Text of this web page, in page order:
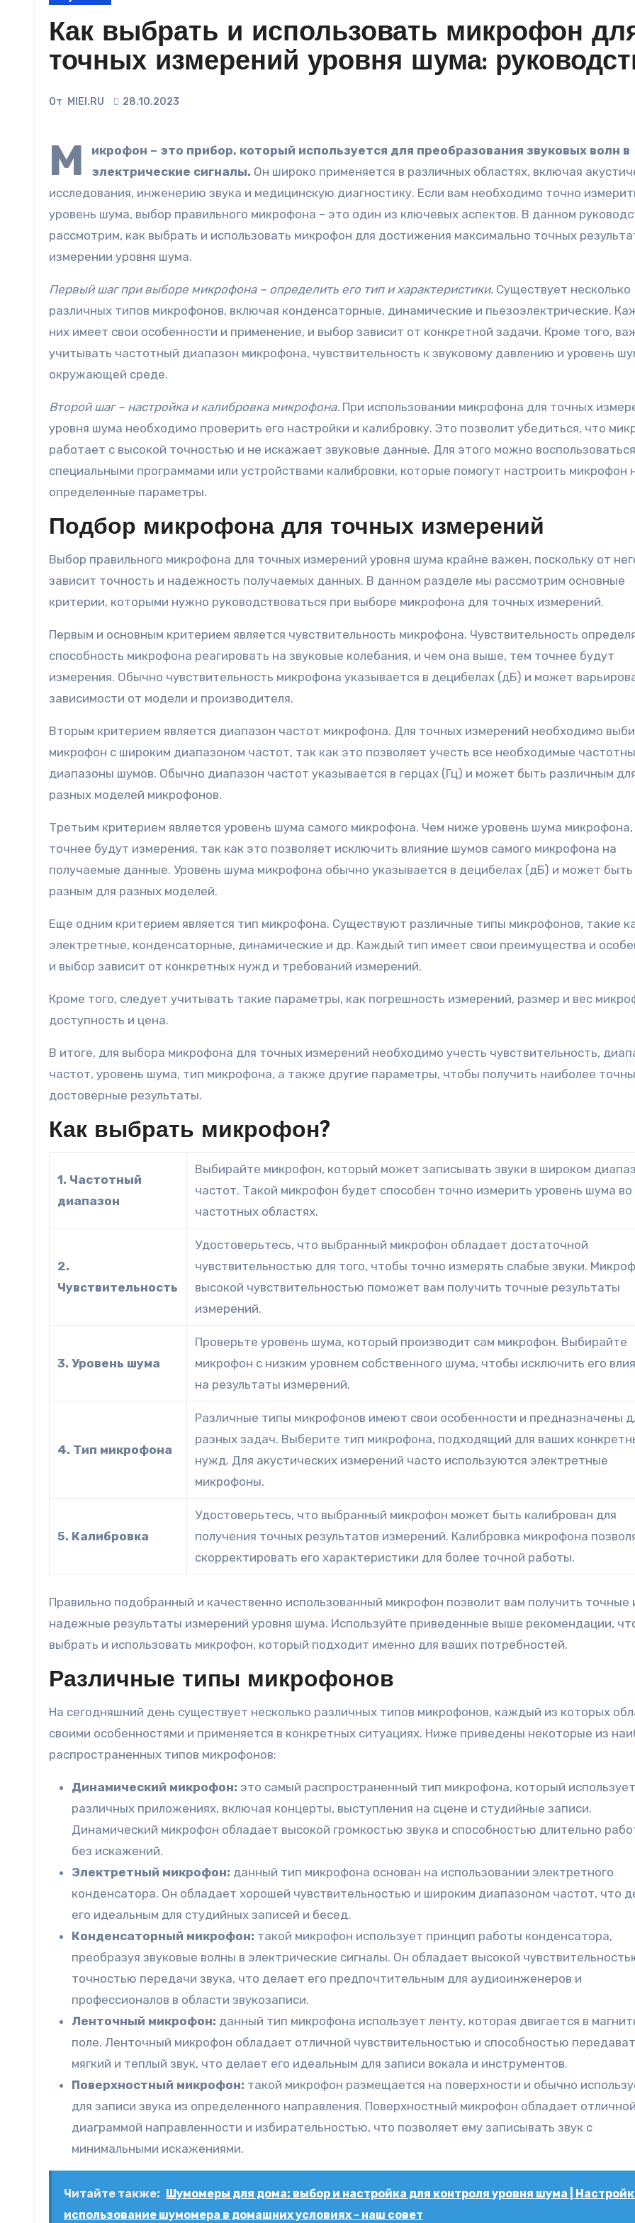
Как выбрать и использовать микрофон
точных измерений уровня шума:
От MIEI.RU 28.10.2023
М
икрофон – это прибор, который используется для преобразования звуковых волн в
электрические сигналы. Он широко применяется в различных областях, включая
исследования, инженерию звука и медицинскую диагностику. Если вам необходимо точно
уровень шума, выбор правильного микрофона – это один из ключевых аспектов. В данном
рассмотрим, как выбрать и использовать микрофон для достижения максимально точных
измерении уровня шума.
Первый шаг при выборе микрофона – определить его тип и характеристики. Существует несколько
различных типов микрофонов, включая конденсаторные, динамические и пьезоэлектрические.
них имеет свои особенности и применение, и выбор зависит от конкретной задачи. Кроме того,
учитывать частотный диапазон микрофона, чувствительность к звуковому давлению и уровень
окружающей среде.
Второй шаг – настройка и калибровка микрофона. При использовании микрофона для точных
уровня шума необходимо проверить его настройки и калибровку. Это позволит убедиться, что
работает с высокой точностью и не искажает звуковые данные. Для этого можно воспользоваться
специальными программами или устройствами калибровки, которые помогут настроить микрофон
определенные параметры.
Подбор микрофона для точных измерений
Выбор правильного микрофона для точных измерений уровня шума крайне важен, поскольку от
зависит точность и надежность получаемых данных. В данном разделе мы рассмотрим основные
критерии, которыми нужно руководствоваться при выборе микрофона для точных измерений.
Первым и основным критерием является чувствительность микрофона. Чувствительность
способность микрофона реагировать на звуковые колебания, и чем она выше, тем точнее будут
измерения. Обычно чувствительность микрофона указывается в децибелах (дБ) и может
зависимости от модели и производителя.
Вторым критерием является диапазон частот микрофона. Для точных измерений необходимо
микрофон с широким диапазоном частот, так как это позволяет учесть все необходимые
диапазоны шумов. Обычно диапазон частот указывается в герцах (Гц) и может быть различным
разных моделей микрофонов.
Третьим критерием является уровень шума самого микрофона. Чем ниже уровень шума
точнее будут измерения, так как это позволяет исключить влияние шумов самого микрофона на
получаемые данные. Уровень шума микрофона обычно указывается в децибелах (дБ) и может быть
разным для разных моделей.
Еще одним критерием является тип микрофона. Существуют различные типы микрофонов, такие
электретные, конденсаторные, динамические и др. Каждый тип имеет свои преимущества и
и выбор зависит от конкретных нужд и требований измерений.
Кроме того, следует учитывать такие параметры, как погрешность измерений, размер и вес
доступность и цена.
В итоге, для выбора микрофона для точных измерений необходимо учесть чувствительность,
частот, уровень шума, тип микрофона, а также другие параметры, чтобы получить наиболее
достоверные результаты.
Как выбрать микрофон?
1. Частотный
диапазон
Выбирайте микрофон, который может записывать звуки в широком
частот. Такой микрофон будет способен точно измерить уровень шума во
частотных областях.
2.
Чувствительность
Удостоверьтесь, что выбранный микрофон обладает достаточной
чувствительностью для того, чтобы точно измерять слабые звуки.
высокой чувствительностью поможет вам получить точные результаты
измерений.
3. Уровень шума
Проверьте уровень шума, который производит сам микрофон. Выбирайте
микрофон с низким уровнем собственного шума, чтобы исключить его
на результаты измерений.
4. Тип микрофона
Различные типы микрофонов имеют свои особенности и предназначены
разных задач. Выберите тип микрофона, подходящий для ваших
нужд. Для акустических измерений часто используются электретные
микрофоны.
5. Калибровка
Удостоверьтесь, что выбранный микрофон может быть калиброван для
получения точных результатов измерений. Калибровка микрофона
скорректировать его характеристики для более точной работы.
Правильно подобранный и качественно использованный микрофон позволит вам получить точные
надежные результаты измерений уровня шума. Используйте приведенные выше рекомендации,
выбрать и использовать микрофон, который подходит именно для ваших потребностей.
Различные типы микрофонов
На сегодняшний день существует несколько различных типов микрофонов, каждый из которых
своими особенностями и применяется в конкретных ситуациях. Ниже приведены некоторые из
распространенных типов микрофонов:
Динамический микрофон: это самый распространенный тип микрофона, который
различных приложениях, включая концерты, выступления на сцене и студийные записи.
Динамический микрофон обладает высокой громкостью звука и способностью длительно
без искажений.
Электретный микрофон: данный тип микрофона основан на использовании электретного
конденсатора. Он обладает хорошей чувствительностью и широким диапазоном частот, что
его идеальным для студийных записей и бесед.
Конденсаторный микрофон: такой микрофон использует принцип работы конденсатора,
преобразуя звуковые волны в электрические сигналы. Он обладает высокой
точностью передачи звука, что делает его предпочтительным для аудиоинженеров и
профессионалов в области звукозаписи.
Ленточный микрофон: данный тип микрофона использует ленту, которая двигается в
поле. Ленточный микрофон обладает отличной чувствительностью и способностью
мягкий и теплый звук, что делает его идеальным для записи вокала и инструментов.
Поверхностный микрофон: такой микрофон размещается на поверхности и обычно
для записи звука из определенного направления. Поверхностный микрофон обладает отличной
диаграммой направленности и избирательностью, что позволяет ему записывать звук с
минимальными искажениями.
Читайте также: Шумомеры для дома: выбор и настройка для контроля уровня шума |
использование шумомера в домашних условиях - наш совет